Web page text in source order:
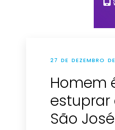
27 DE DEZEMBRO
Homem
estuprar
São